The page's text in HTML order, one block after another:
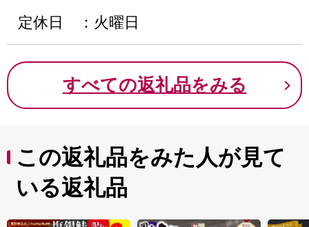
定休日 ：火曜日
すべての返礼品をみる
この返礼品をみた人が見て
いる返礼品